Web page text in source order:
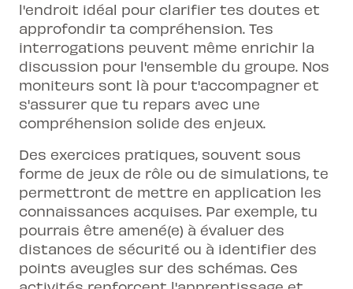
l'endroit idéal pour clarifier tes doutes et
approfondir ta compréhension. Tes
interrogations peuvent même enrichir la
discussion pour l'ensemble du groupe. Nos
moniteurs sont là pour t'accompagner et
s'assurer que tu repars avec une
compréhension solide des enjeux.
Des exercices pratiques, souvent sous
forme de jeux de rôle ou de simulations, te
permettront de mettre en application les
connaissances acquises. Par exemple, tu
pourrais être amené(e) à évaluer des
distances de sécurité ou à identifier des
points aveugles sur des schémas. Ces